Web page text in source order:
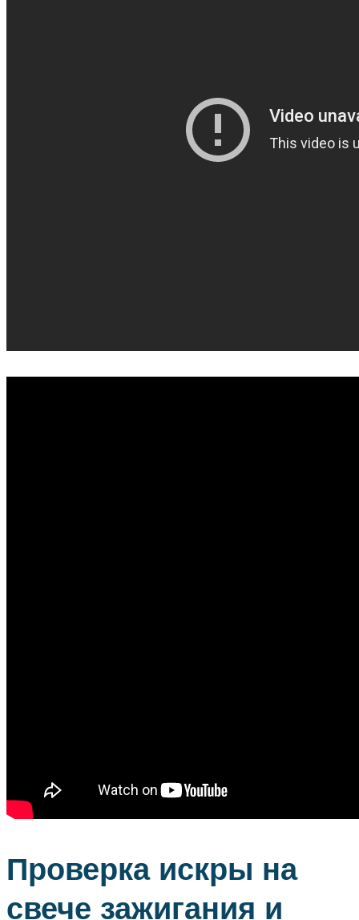
Проверка искры на
свече зажигания и